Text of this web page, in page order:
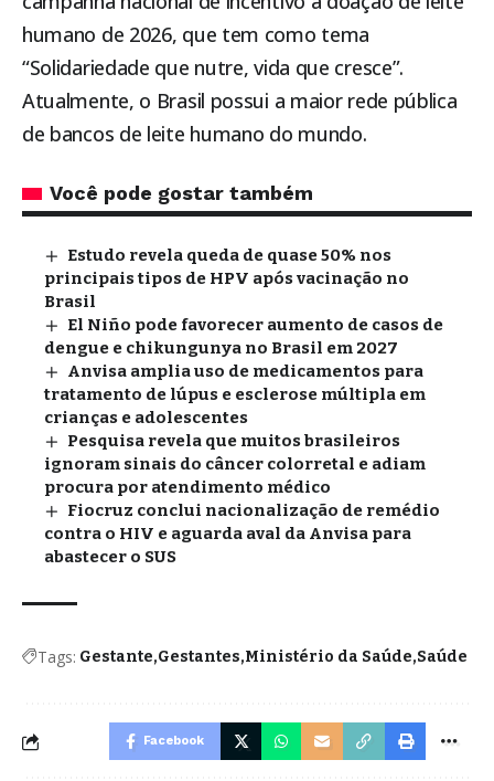
humano de 2026, que tem como tema
“Solidariedade que nutre, vida que cresce”.
Atualmente, o Brasil possui a maior rede pública
de bancos de leite humano do mundo.
Você pode gostar também
Estudo revela queda de quase 50% nos
principais tipos de HPV após vacinação no
Brasil
El Niño pode favorecer aumento de casos de
dengue e chikungunya no Brasil em 2027
Anvisa amplia uso de medicamentos para
tratamento de lúpus e esclerose múltipla em
crianças e adolescentes
Pesquisa revela que muitos brasileiros
ignoram sinais do câncer colorretal e adiam
procura por atendimento médico
Fiocruz conclui nacionalização de remédio
contra o HIV e aguarda aval da Anvisa para
abastecer o SUS
Tags: Gestante Gestantes Ministério da Saúde Saúde
Facebook